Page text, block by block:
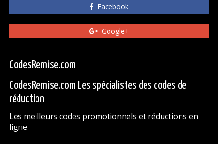
Facebook
Google+
CodesRemise.com
CodesRemise.com Les spécialistes des codes de
réduction
Les meilleurs codes promotionnels et réductions en
ligne